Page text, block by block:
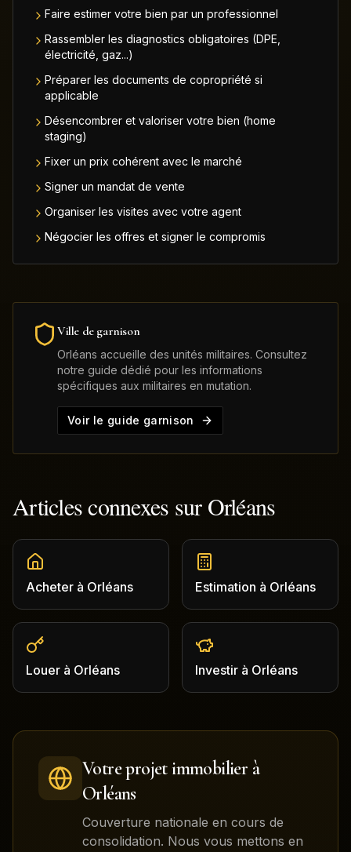
Faire estimer votre bien par un professionnel
Rassembler les diagnostics obligatoires (DPE,
électricité, gaz...)
Préparer les documents de copropriété si
applicable
Désencombrer et valoriser votre bien (home
staging)
Fixer un prix cohérent avec le marché
Signer un mandat de vente
Organiser les visites avec votre agent
Négocier les offres et signer le compromis
Ville de garnison
Orléans accueille des unités militaires. Consultez
notre guide dédié pour les informations
spécifiques aux militaires en mutation.
Voir le guide garnison
Articles connexes sur Orléans
Acheter à Orléans Estimation à Orléans
Louer à Orléans Investir à Orléans
Votre projet immobilier à
Orléans
Couverture nationale en cours de
consolidation. Nous vous mettons en